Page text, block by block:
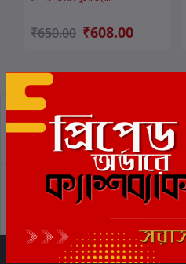
₹650.00 ₹608.00
শর্তাবলী